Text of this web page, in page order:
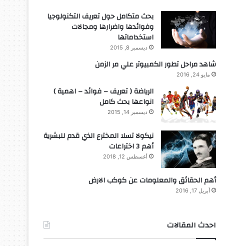
بحث متكامل حول تعريف التكنولوجيا
وفوائدها واضرارها ومجالات
استخداماتها
ديسمبر 8, 2015
شاهد مراحل تطور الكمبيوتر علي مر الزمن
مايو 24, 2016
الرياضة ( تعريف – فوائد – اهمية )
انواعها بحث كامل
ديسمبر 14, 2015
نيكولا تسلا المخترع الذي قدم للبشرية
أهم 3 اختراعات
أغسطس 12, 2018
أهم الحقائق والمعلومات عن كوكب الارض
أبريل 17, 2016
احدث المقالات